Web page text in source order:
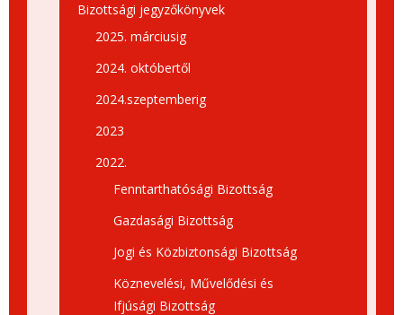
Bizottsági jegyzőkönyvek
2025. márciusig
2024. októbertől
2024.szeptemberig
2023
2022.
Fenntarthatósági Bizottság
Gazdasági Bizottság
Jogi és Közbiztonsági Bizottság
Köznevelési, Művelődési és
Ifjúsági Bizottság